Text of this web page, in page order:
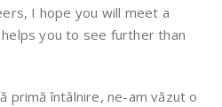
I hope you will meet a
you to see further than
primă întâlnire, ne-am văzut o